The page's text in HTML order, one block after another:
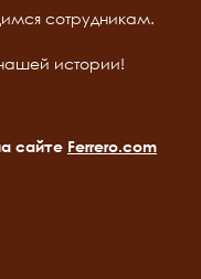
сотрудникам.
истории!
сайте Ferrero.com